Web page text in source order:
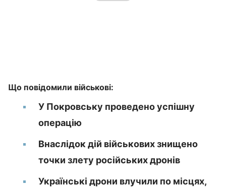
Що повідомили військові:
У Покровську проведено успішну
операцію
Внаслідок дій військових знищено
точки злету російських дронів
Українські дрони влучили по місцях,